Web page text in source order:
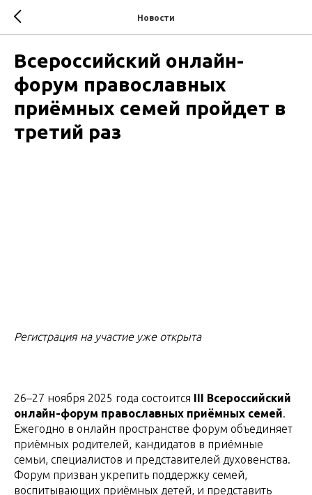
Новости
Всероссийский онлайн-
форум православных
приёмных семей пройдет в
третий раз
Регистрация на участие уже открыта
26–27 ноября 2025 года состоится III Всероссийский
онлайн-форум православных приёмных семей
Ежегодно в онлайн пространстве форум объединяет
приёмных родителей, кандидатов в приёмные
семьи, специалистов и представителей духовенства.
Форум призван укрепить поддержку семей,
воспитывающих приёмных детей, и представить